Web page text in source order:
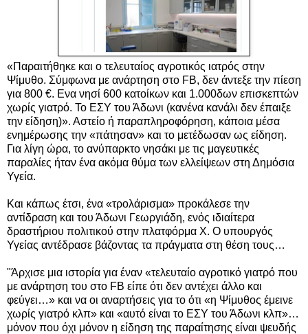
«Παραιτήθηκε και ο τελευταίος αγροτικός ιατρός στην
Ψίμυθο. Σύμφωνα με ανάρτηση στο FB, δεν άντεξε την πίεση
για 800 €. Ενα νησί 600 κατοίκων και 1.000δων επισκεπτών
χωρίς γιατρό. Το ΕΣΥ του Άδωνι (κανένα κανάλι δεν έπαιξε
την είδηση)». Αστείο ή παραπληροφόρηση, κάποια μέσα
ενημέρωσης την «πάτησαν» και το μετέδωσαν ως είδηση.
Για λίγη ώρα, το ανύπαρκτο νησάκι με τις μαγευτικές
παραλίες ήταν ένα ακόμα θύμα των ελλείψεων στη Δημόσια
Υγεία.
Και κάπως έτσι, ένα «τρολάρισμα» προκάλεσε την
αντίδραση και του Άδωνι Γεωργιάδη, ενός ιδιαίτερα
δραστήριου πολιτικού στην πλατφόρμα X. Ο υπουργός
Υγείας αντέδρασε βάζοντας τα πράγματα στη θέση τους…
"Άρχισε μια ιστορία για έναν «τελευταίο αγροτικό γιατρό που
με ανάρτηση του στο FB είπε ότι δεν αντέχει άλλο και
φεύγει…» και να οι αναρτήσεις για το ότι «η Ψίμυθος έμεινε
χωρίς γιατρό κλπ» και «αυτό είναι το ΕΣΥ του Άδωνι κλπ»…
μόνον που όχι μόνον η είδηση της παραίτησης είναι ψευδής